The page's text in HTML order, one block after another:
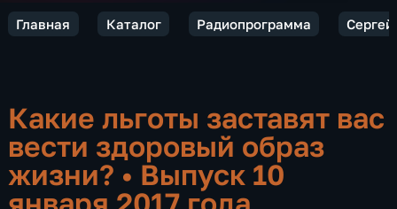
Главная Каталог Радиопрограмма Сергей
Какие льготы заставят вас
вести здоровый образ
жизни? • Выпуск 10